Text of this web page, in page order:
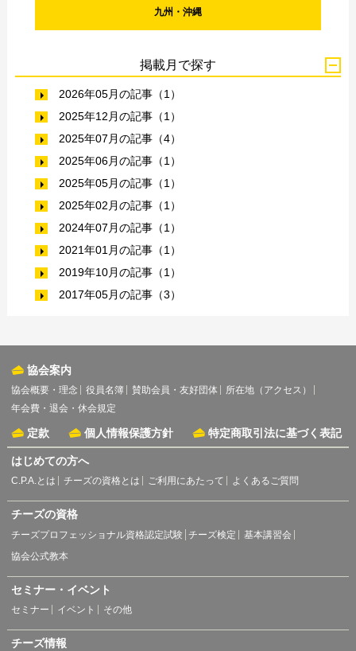
九州・沖縄
掲載月で探す
2026年05月の記事（1）
2025年12月の記事（1）
2025年07月の記事（4）
2025年06月の記事（1）
2025年05月の記事（1）
2025年02月の記事（1）
2024年07月の記事（1）
2021年01月の記事（1）
2019年10月の記事（1）
2017年05月の記事（3）
協会案内
協会概要・理念 役員名簿 賛助会員・友好団体
所在地（アクセス）
年会費・退会・休会規定
定款 個人情報保護方針 特定商取引法に基づく表記
はじめての方へ
C.P.A.とは チーズの資格とは ご利用にあたって よくあるご質問
チーズの資格
チーズプロフェッショナル資格認定試験 チーズ検定
基本講習会
協会公式教本
セミナー・イベント
セミナー イベント その他
チーズ情報